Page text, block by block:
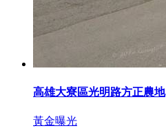
高雄大寮區光明路方正農地
黃金曝光